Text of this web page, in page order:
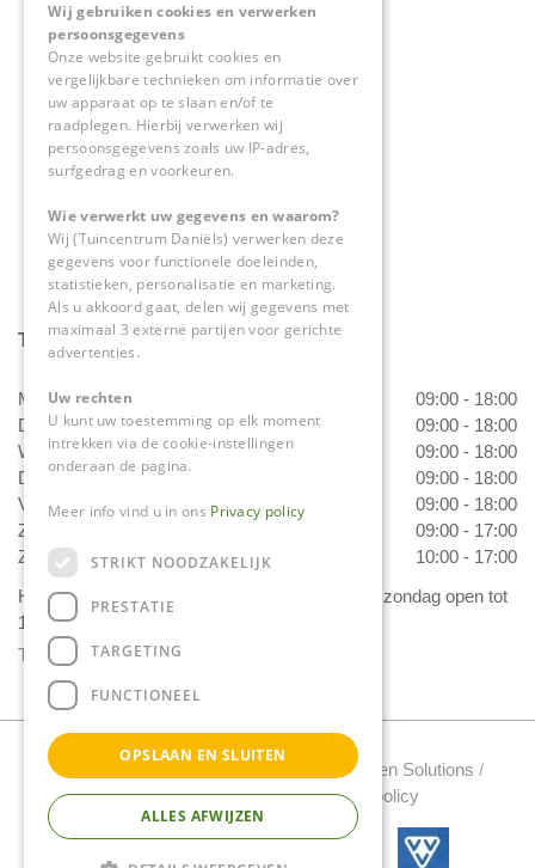
Tuincentrum Daniëls
Herkenbosserweg 4
6063 NL Vlodrop
0475-534298
info@tuincentrumdaniels.nl
Tuincentrum Daniëls
Maandag
09:00 - 18:00
Dinsdag
09:00 - 18:00
Woensdag
09:00 - 18:00
Donderdag
09:00 - 18:00
Vrijdag
09:00 - 18:00
Zaterdag
09:00 - 17:00
Zondag
10:00 - 17:00
Het 'Bloemetje van Daniëls' is van dinsdag t/m zondag open tot
17.00 uur!
Toon alle openingstijden
Tuincentrum Daniels Copyright 2022 /Green Solutions /
Tuincentrum Overzicht/Privacy policy
Wij gebruiken cookies en verwerken
persoonsgegevens
Onze website gebruikt cookies en
vergelijkbare technieken om informatie over
uw apparaat op te slaan en/of te
raadplegen. Hierbij verwerken wij
persoonsgegevens zoals uw IP-adres,
surfgedrag en voorkeuren.
Wie verwerkt uw gegevens en waarom?
Wij (Tuincentrum Daniëls) verwerken deze
gegevens voor functionele doeleinden,
statistieken, personalisatie en marketing.
Als u akkoord gaat, delen wij gegevens met
maximaal 3 externe partijen voor gerichte
advertenties.
Uw rechten
U kunt uw toestemming op elk moment
intrekken via de cookie-instellingen
onderaan de pagina.
Meer info vind u in ons Privacy policy
STRIKT NOODZAKELIJK
PRESTATIE
TARGETING
FUNCTIONEEL
OPSLAAN EN SLUITEN
ALLES AFWIJZEN